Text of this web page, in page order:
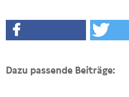
Dazu passende Beiträge: